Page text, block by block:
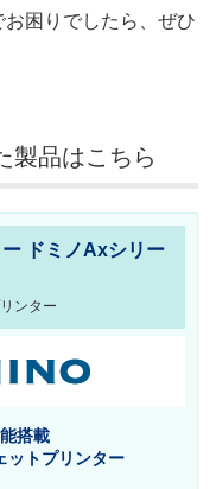
困りでしたら、ぜひ
製品はこちら
ドミノAxシリー
ンター
搭載
ットプリンター